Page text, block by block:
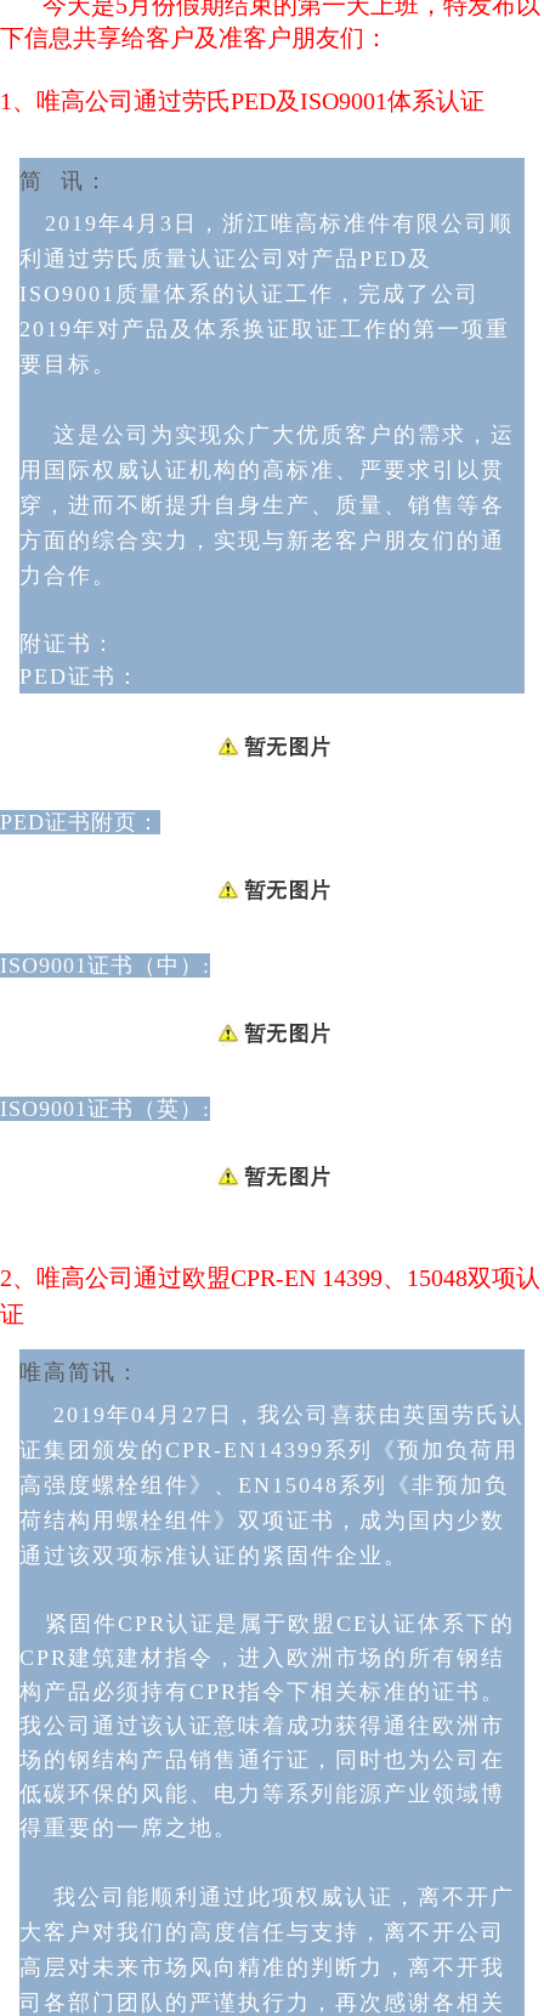
下信息共享给客户及准客户朋友们：
1、唯高公司通过劳氏PED及ISO9001体系认证
简 讯：
2019年4月3日
，浙江唯高标准件有限公司顺
利通过劳氏质量认证公司对产品PED及
ISO9001质量体系的认证工作，完成了公司
2019年对产品及体系换证取证工作的第一项重
要目标 。
这是公司为实现众广大优质客户的需求，运
用国际权威认证机构的高标准、严要求引以贯
穿，进而不断提升自身生产、质量、销售等各
方面的综合实力，实现与新老客户朋友们的通
力 合作。
附证书：
PED证书：
PED证书附页：
ISO9001证书（中）:
ISO9001证书（英）:
2、唯高公司通过欧盟CPR-EN 14399、15048双项认
证
唯高简讯：
2019年04月27日，我公司喜获由英国劳氏认
证集团颁发的CPR-EN14399系列《预加负荷用
高强度螺栓组件》、EN15048系列《非预加负
荷结构用螺栓组件》双项证书，成为国内少数
通过该双项标准认证的紧固件企业。
紧固件CPR认证是属于欧盟CE认证体系下的
CPR建筑建材指令，进入欧洲市场的所有钢结
构产品必须持有CPR指令下相关标准的证书。
我公司通过该认证意味着成功获得通往欧洲市
场的钢结构产品销售通行证，同时也为公司在
低碳环保的风能、电力等系列能源产业领域博
得重要的一席之地。
我公司能顺利通过此项权威认证，离不开广
大客户对我们的高度信任与支持，离不开公司
高层对未来市场风向精准的判断力，离不开我
司各部门团队 的 严谨执行力，再次感谢各相关